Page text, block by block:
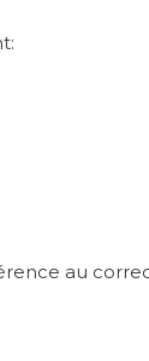
au